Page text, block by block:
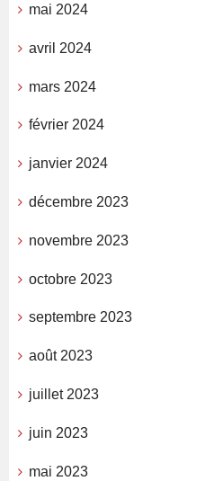
mai 2024
avril 2024
mars 2024
février 2024
janvier 2024
décembre 2023
novembre 2023
octobre 2023
septembre 2023
août 2023
juillet 2023
juin 2023
mai 2023